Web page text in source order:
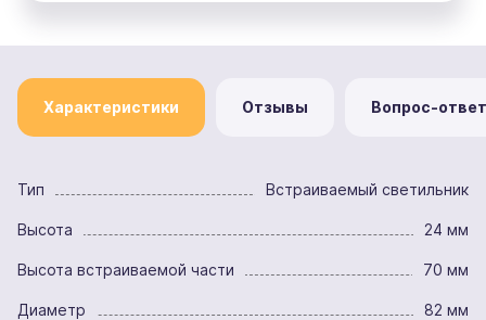
Характеристики Отзывы Вопрос-ответ
Тип Встраиваемый светильник
Высота 24 мм
Высота встраиваемой части 70 мм
Диаметр 82 мм